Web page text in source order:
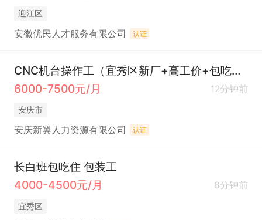
迎江区
安徽优民人才服务有限公司 认证
CNC机台操作工（宜秀区新厂+高工价+包吃工作餐）
6000-7500元/月
12分钟前
安庆市
安庆新翼人力资源有限公司 认证
长白班包吃住 包装工
4000-4500元/月
8分钟前
宜秀区